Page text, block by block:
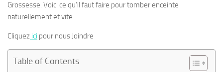
Grossesse. Voici ce qu’il faut faire pour tomber enceinte
naturellement et vite
Cliquez ici pour nous Joindre
Table of Contents